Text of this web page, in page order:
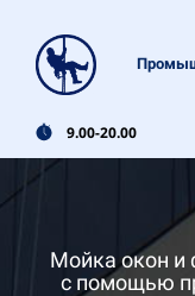
9.00-20.00
Мойка окон и
с помощью